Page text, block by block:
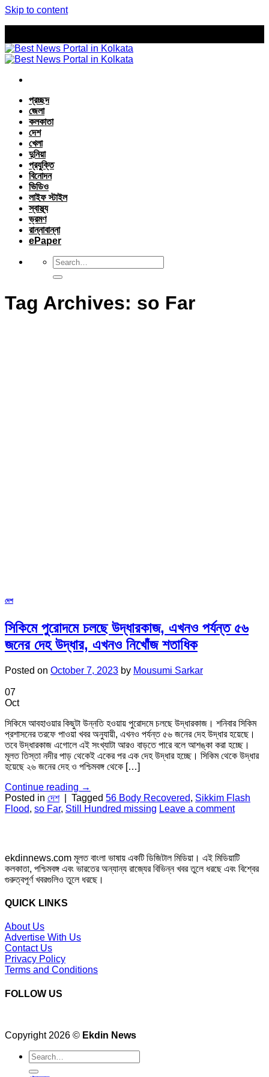
Skip to content
প্রচ্ছদ
জেলা
কলকাতা
দেশ
খেলা
দুনিয়া
প্রযুক্তি
বিনোদন
ভিডিও
লাইফ স্টাইল
স্বাস্থ্য
ভ্রমণ
রান্নাবান্না
ePaper
Tag Archives: so Far
দেশ
সিকিমে পুরোদমে চলছে উদ্ধারকাজ, এখনও পর্যন্ত ৫৬
জনের দেহ উদ্ধার, এখনও নিখোঁজ শতাধিক
Posted on October 7, 2023 by Mousumi Sarkar
07
Oct
সিকিমে আবহাওয়ার কিছুটা উন্নতি হওয়ায় পুরোদমে চলছে উদ্ধারকাজ। শনিবার সিকিম
প্রশাসনের তরফে পাওয়া খবর অনুযায়ী, এখনও পর্যন্ত ৫৬ জনের দেহ উদ্ধার হয়েছে।
তবে উদ্ধারকাজ এগোলে এই সংখ্যাটা আরও বাড়তে পারে বলে আশঙ্কা করা হচ্ছে।
মূলত তিস্তা নদীর পাড় থেকেই একের পর এক দেহ উদ্ধার হচ্ছে। সিকিম থেকে উদ্ধার
হয়েছে ২৬ জনের দেহ ও পশ্চিমবঙ্গ থেকে […]
Continue reading →
Posted in দেশ Tagged 56 Body Recovered, Sikkim Flash
Flood, so Far, Still Hundred missing Leave a comment
ekdinnews.com মূলত বাংলা ভাষায় একটি ডিজিটাল মিডিয়া। এই মিডিয়াটি
কলকাতা, পশ্চিমবঙ্গ এবং ভারতের অন্যান্য রাজ্যের বিভিন্ন খবর তুলে ধরছে এবং বিশ্বের
গুরুত্বপূর্ণ খবরগুলিও তুলে ধরছে।
QUICK LINKS
About Us
Advertise With Us
Contact Us
Privacy Policy
Terms and Conditions
FOLLOW US
Copyright 2026 © Ekdin News